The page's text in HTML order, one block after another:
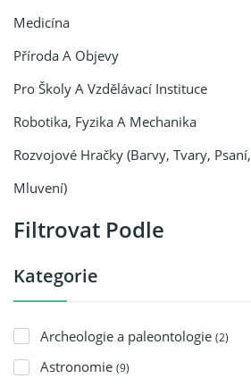
Medicína
Příroda A Objevy
Pro Školy A Vzdělávací Instituce
Robotika, Fyzika A Mechanika
Rozvojové Hračky (barvy, Tvary, Psaní,
Mluvení)
Filtrovat Podle
Kategorie
Archeologie a paleontologie (2)
Astronomie (9)